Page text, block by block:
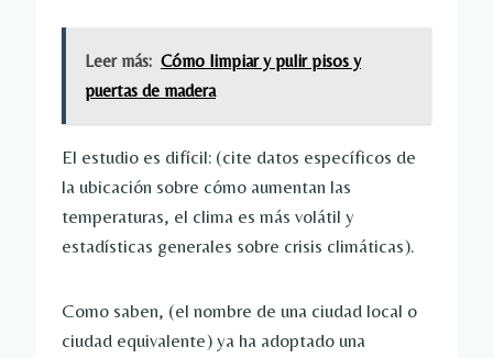
Leer más: Cómo limpiar y pulir pisos y
puertas de madera
El estudio es difícil: (cite datos específicos de
la ubicación sobre cómo aumentan las
temperaturas, el clima es más volátil y
estadísticas generales sobre crisis climáticas).
Como saben, (el nombre de una ciudad local o
ciudad equivalente) ya ha adoptado una